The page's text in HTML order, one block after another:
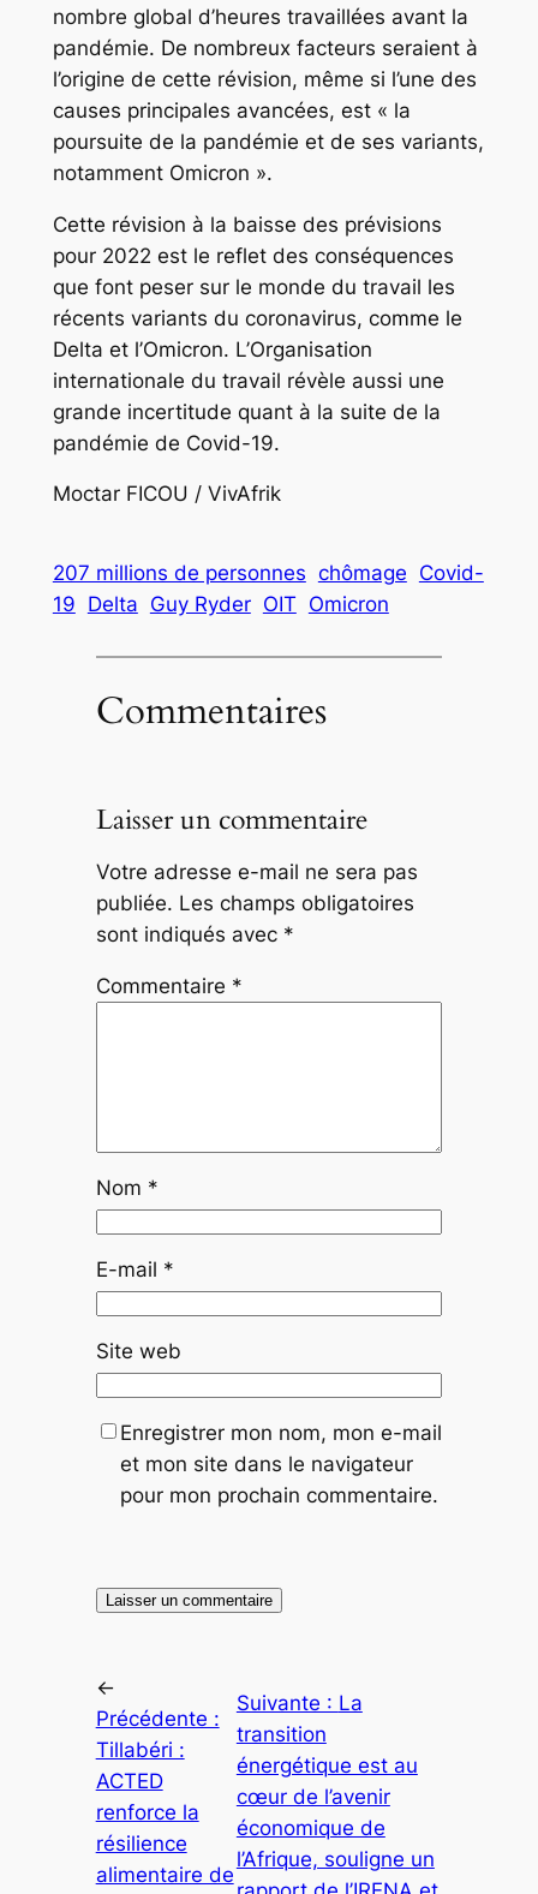
nombre global d’heures travaillées avant la
pandémie. De nombreux facteurs seraient à
l’origine de cette révision, même si l’une des
causes principales avancées, est « la
poursuite de la pandémie et de ses variants,
notamment Omicron ».
Cette révision à la baisse des prévisions
pour 2022 est le reflet des conséquences
que font peser sur le monde du travail les
récents variants du coronavirus, comme le
Delta et l’Omicron. L’Organisation
internationale du travail révèle aussi une
grande incertitude quant à la suite de la
pandémie de Covid-19.
Moctar FICOU / VivAfrik
207 millions de personnes chômage Covid-
19 Delta Guy Ryder OIT Omicron
Commentaires
Laisser un commentaire
Votre adresse e-mail ne sera pas
publiée. Les champs obligatoires
sont indiqués avec *
Commentaire *
Nom *
E-mail *
Site web
Enregistrer mon nom, mon e-mail
et mon site dans le navigateur
pour mon prochain commentaire.
←
Précédente :
Tillabéri :
ACTED
renforce la
résilience
alimentaire de
Suivante : La
transition
énergétique est au
cœur de l’avenir
économique de
l’Afrique, souligne un